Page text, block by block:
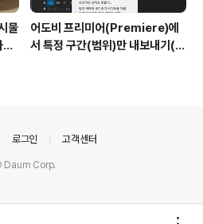
물
어도비 프리미어(Premiere)에
서 특정 구간(범위)만 내보내기(출
로그인 고객센터
Daum Corp.